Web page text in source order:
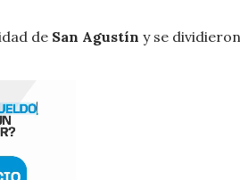
de San Agustín y se